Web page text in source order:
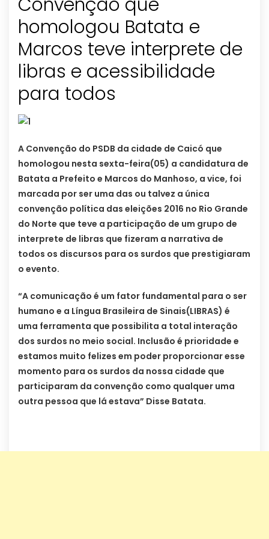
homologou Batata e
Marcos teve interprete de
libras e acessibilidade
para todos
A Convenção do PSDB da cidade de Caicó que
homologou nesta sexta-feira(05) a candidatura de
Batata a Prefeito e Marcos do Manhoso, a vice, foi
marcada por ser uma das ou talvez a única
convenção política das eleições 2016 no Rio Grande
do Norte que teve a participação de um grupo de
interprete de libras que fizeram a narrativa de
todos os discursos para os surdos que prestigiaram
o evento.
“A comunicação é um fator fundamental para o ser
humano e a Língua Brasileira de Sinais(LIBRAS) é
uma ferramenta que possibilita a total interação
dos surdos no meio social. Inclusão é prioridade e
estamos muito felizes em poder proporcionar esse
momento para os surdos da nossa cidade que
participaram da convenção como qualquer uma
outra pessoa que lá estava” Disse Batata.